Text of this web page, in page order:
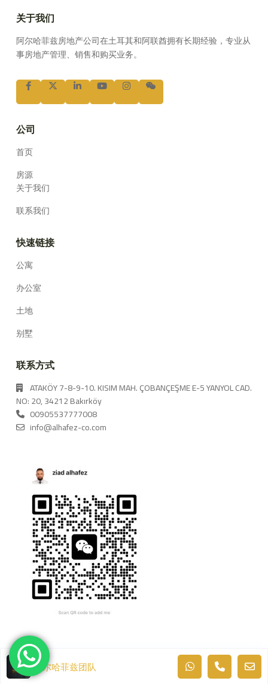
关于我们
阿尔哈菲兹房地产公司在土耳其和阿联酋拥有长期经验，专业从
事房地产管理、销售和购买业务。
公司
首页
房源
关于我们
联系我们
快速链接
公寓
办公室
土地
别墅
联系方式
ATAKÖY 7-8-9-10. KISIM MAH. ÇOBANÇEŞME E-5 YANYOL CAD.
NO: 20, 34212 Bakırköy
00905537777008
info@alhafez-co.com
版权所有 © AL-HAFEZ 房地产. 由 Quality Media 开发
阿尔哈菲兹团队